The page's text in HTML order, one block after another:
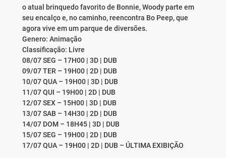
o atual brinquedo favorito de Bonnie, Woody parte em
seu encalço e, no caminho, reencontra Bo Peep, que
agora vive em um parque de diversões.
Genero: Animação
Classificação: Livre
08/07 SEG – 17H00 | 3D | DUB
09/07 TER – 19H00 | 2D | DUB
10/07 QUA – 19H00 | 3D | DUB
11/07 QUI – 19H00 | 2D | DUB
12/07 SEX – 15H00 | 3D | DUB
13/07 SAB – 14H30 | 2D | DUB
14/07 DOM – 18H45 | 3D | DUB
15/07 SEG – 19H00 | 2D | DUB
17/07 QUA – 19H00 | 2D | DUB – ÚLTIMA EXIBIÇÃO